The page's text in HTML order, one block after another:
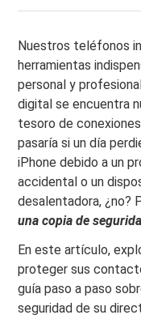
Nuestros teléfonos
herramientas
personal y
digital se encuentra
tesoro de
pasaría si un día
iPhone debido a un
accidental o un
desalentadora, ¿no?
una copia de
En este artículo,
proteger sus
guía paso a paso
seguridad de su